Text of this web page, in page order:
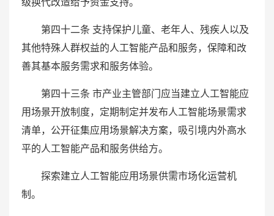
级换代改造给予资金支持。
第四十二条 支持保护儿童、老年人、残疾人以及
其他特殊人群权益的人工智能产品和服务，保障和改
善其基本服务需求和服务体验。
第四十三条 市产业主管部门应当建立人工智能应
用场景开放制度，定期制定并发布人工智能场景需求
清单，公开征集应用场景解决方案，吸引境内外高水
平的人工智能产品和服务供给方。
探索建立人工智能应用场景供需市场化运营机
制。